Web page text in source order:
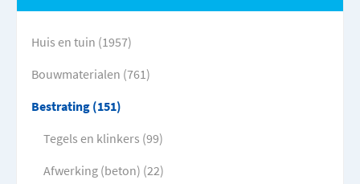
Huis en tuin (1957)
Bouwmaterialen (761)
Bestrating (151)
Tegels en klinkers (99)
Afwerking (beton) (22)